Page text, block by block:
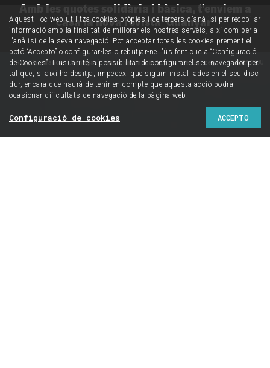
Amb les quotes solidària i bàsica, t'enviem a
casa la nova revista 'Guanyar'
Riu Casamance (Senegal) amb una canoa típica de la regió / ARMADYOU
Aquest lloc web utilitza cookies pròpies i de tercers d'anàlisi per recopilar
informació amb la finalitat de millorar els nostres serveis, així com per a
l'anàlisi de la seva navegació. Pot acceptar totes les cookies prement el
botó “Accepto” o configurar-les o rebutjar-ne l'ús fent clic a “Configuració
de Cookies”. L'usuari té la possibilitat de configurar el seu navegador per
tal que, si així ho desitja, impedexi que siguin instal·lades en el seu disc
dur, encara que haurà de tenir en compte que aquesta acció podrà
ocasionar dificultats de navegació de la pàgina web.
ACCEPTO
Configuració de cookies